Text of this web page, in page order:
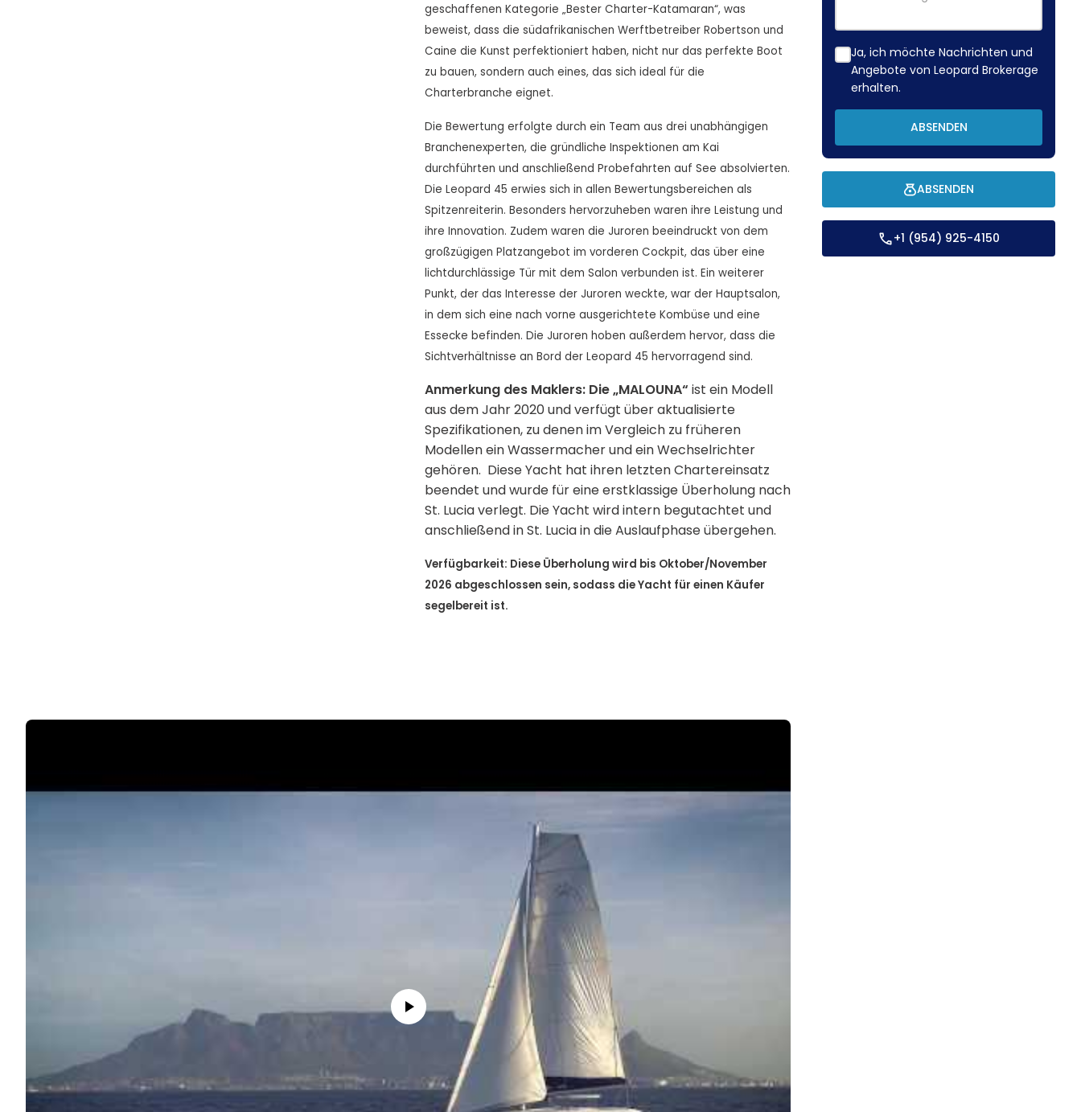
geschaffenen Kategorie „Bester Charter-Katamaran“, was
beweist, dass die südafrikanischen Werftbetreiber Robertson und
Caine die Kunst perfektioniert haben, nicht nur das perfekte Boot
zu bauen, sondern auch eines, das sich ideal für die
Charterbranche eignet.
Die Bewertung erfolgte durch ein Team aus drei unabhängigen
Branchenexperten, die gründliche Inspektionen am Kai
durchführten und anschließend Probefahrten auf See absolvierten.
Die Leopard 45 erwies sich in allen Bewertungsbereichen als
Spitzenreiterin. Besonders hervorzuheben waren ihre Leistung und
ihre Innovation. Zudem waren die Juroren beeindruckt von dem
großzügigen Platzangebot im vorderen Cockpit, das über eine
lichtdurchlässige Tür mit dem Salon verbunden ist. Ein weiterer
Punkt, der das Interesse der Juroren weckte, war der Hauptsalon,
in dem sich eine nach vorne ausgerichtete Kombüse und eine
Essecke befinden. Die Juroren hoben außerdem hervor, dass die
Sichtverhältnisse an Bord der Leopard 45 hervorragend sind.
Anmerkung des Maklers: Die „MALOUNA“ ist ein Modell
aus dem Jahr 2020 und verfügt über aktualisierte
Spezifikationen, zu denen im Vergleich zu früheren
Modellen ein Wassermacher und ein Wechselrichter
gehören. Diese Yacht hat ihren letzten Chartereinsatz
beendet und wurde für eine erstklassige Überholung nach
St. Lucia verlegt. Die Yacht wird intern begutachtet und
anschließend in St. Lucia in die Auslaufphase übergehen.
Verfügbarkeit: Diese Überholung wird bis Oktober/November
2026 abgeschlossen sein, sodass die Yacht für einen Käufer
segelbereit ist.
Ja, ich möchte Nachrichten und
Angebote von Leopard Brokerage
erhalten.
ABSENDEN
ABSENDEN
+1 (954) 925-4150